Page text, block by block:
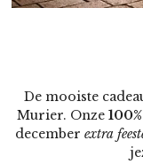
De mooiste
Murier. Onze
december extra